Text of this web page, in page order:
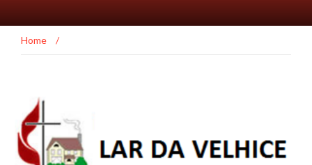
Home /